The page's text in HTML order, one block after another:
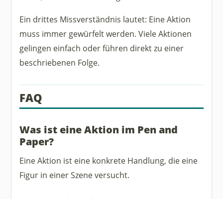
Ein drittes Missverständnis lautet: Eine Aktion
muss immer gewürfelt werden. Viele Aktionen
gelingen einfach oder führen direkt zu einer
beschriebenen Folge.
FAQ
Was ist eine Aktion im Pen and
Paper?
Eine Aktion ist eine konkrete Handlung, die eine
Figur in einer Szene versucht.